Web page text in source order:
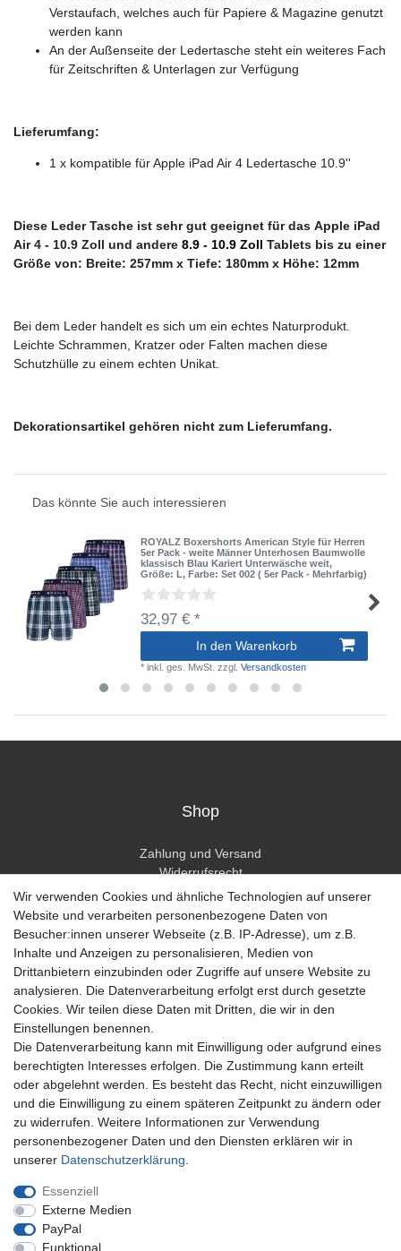
Verstaufach, welches auch für Papiere & Magazine genutzt
werden kann
An der Außenseite der Ledertasche steht ein weiteres Fach
für Zeitschriften & Unterlagen zur Verfügung
Lieferumfang:
1 x kompatible für Apple iPad Air 4 Ledertasche 10.9''
Diese Leder Tasche ist sehr gut geeignet für das Apple iPad
Air 4 - 10.9 Zoll und andere 8.9 - 10.9 Zoll Tablets bis zu einer
Größe von: Breite: 257mm x Tiefe: 180mm x Höhe: 12mm
Bei dem Leder handelt es sich um ein echtes Naturprodukt.
Leichte Schrammen, Kratzer oder Falten machen diese
Schutzhülle zu einem echten Unikat.
Dekorationsartikel gehören nicht zum Lieferumfang.
Das könnte Sie auch interessieren
ROYALZ Boxershorts American Style für Herren
5er Pack - weite Männer Unterhosen Baumwolle
klassisch Blau Kariert Unterwäsche weit,
Größe: L, Farbe: Set 002 ( 5er Pack - Mehrfarbig)
32,97 € *
In den Warenkorb
*inkl. ges. MwSt. zzgl.Versandkosten
Shop
Zahlung und Versand
Widerrufsrecht
Widerrufsformular
Hilfe
Mein Konto
Registrieren
Anmelden
Unternehmen
Kontakt
Datenschutzerklärung
AGB Kundeninformationen
Impressum
Zahlung und Versand
Wir verwenden Cookies und ähnliche Technologien auf unserer
Website und verarbeiten personenbezogene Daten von
Besucher:innen unserer Webseite (z.B. IP-Adresse), um z.B.
Inhalte und Anzeigen zu personalisieren, Medien von
Drittanbietern einzubinden oder Zugriffe auf unsere Website zu
analysieren. Die Datenverarbeitung erfolgt erst durch gesetzte
Cookies. Wir teilen diese Daten mit Dritten, die wir in den
Einstellungen benennen.
Die Datenverarbeitung kann mit Einwilligung oder aufgrund eines
berechtigten Interesses erfolgen. Die Zustimmung kann erteilt
oder abgelehnt werden. Es besteht das Recht, nicht einzuwilligen
und die Einwilligung zu einem späteren Zeitpunkt zu ändern oder
zu widerrufen. Weitere Informationen zur Verwendung
personenbezogener Daten und den Diensten erklären wir in
unserer Daten­schutz­erklärung
Essenziell
Externe Medien
PayPal
Funktional